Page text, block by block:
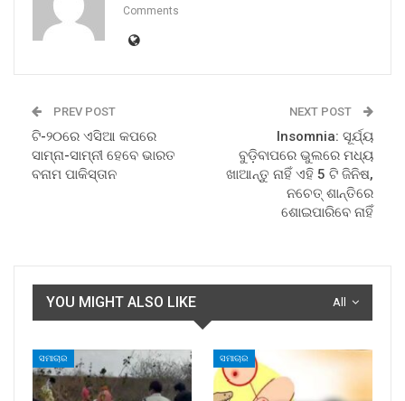
Comments
PREV POST
ଟି-୨୦ରେ ଏସିଆ କପରେ
ସାମ୍ନା-ସାମ୍ନୀ ହେବେ ଭାରତ
ବନାମ ପାକିସ୍ତାନ
NEXT POST
Insomnia: ସୂର୍ଯ୍ୟ
ବୁଡ଼ିବାପରେ ଭୁଲରେ ମଧ୍ୟ
ଖାଆନ୍ତୁ ନାହିଁ ଏହି 5 ଟି ଜିନିଷ,
ନଚେତ୍ ଶାନ୍ତିରେ
ଶୋଇପାରିବେ ନାହିଁ
All
YOU MIGHT ALSO LIKE
ସମାଚାର ସମାଚାର